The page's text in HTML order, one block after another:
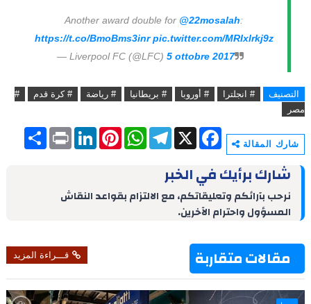
Another award double for @22mosalah:
https://t.co/BmoBms3inr pic.twitter.com/MRIxlrkj9z
— Liverpool FC (@LFC) 5 ottobre 2017
التصنيف # انجلترا # أوروبا # بريطانيا # رياضة # كرة قدم
#
مصر
شارك المقالة
S
h
P
r
L
I
P
e
W
h
p
T
e
g
a
X
F
a
b
o
k
شارك برأيك في الخبر
نرحب بآرائكم وتعليقاتكم، مع الالتزام بقواعد النقاش
المسؤول واحترام الآخرين.
مقالات متقاربة قـــراءة المزيد